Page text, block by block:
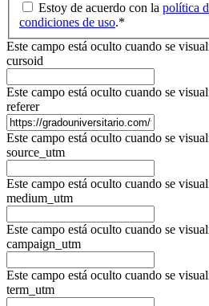
Estoy de acuerdo con la política
condiciones de uso.*
Este campo está oculto cuando se
cursoid
Este campo está oculto cuando se
referer
Este campo está oculto cuando se
source_utm
Este campo está oculto cuando se
medium_utm
Este campo está oculto cuando se
campaign_utm
Este campo está oculto cuando se
term_utm